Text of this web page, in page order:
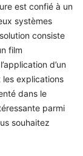
est confié à un
systèmes
consiste
film
d’un
les explications
dans le
parmi
souhaitez